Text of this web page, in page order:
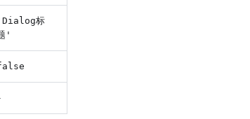
标
'